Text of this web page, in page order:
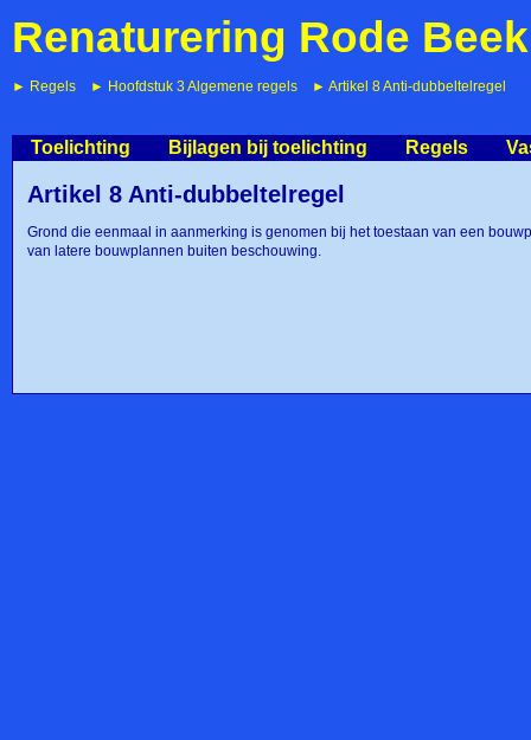
Renaturering Rode Beek
Regels Hoofdstuk 3 Algemene regels Artikel 8 Anti-dubbeltelregel
Toelichting Bijlagen bij toelichting Regels
Artikel 8 Anti-dubbeltelregel
Grond die eenmaal in aanmerking is genomen bij het toestaan van een
van latere bouwplannen buiten beschouwing.